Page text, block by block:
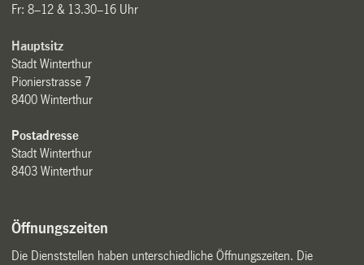
Fr: 8–12 & 13.30–16 Uhr
Hauptsitz
Stadt Winterthur
Pionierstrasse 7
8400 Winterthur
Postadresse
Stadt Winterthur
8403 Winterthur
Öffnungszeiten
Die Dienststellen haben unterschiedliche Öffnungszeiten. Die